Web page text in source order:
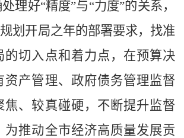
理好“精度”与“力度”的关系，
划开局之年的部署要求，找准
的切入点和着力点，在预算决
资产管理、政府债务管理监督
焦、较真碰硬，不断提升监督
为推动全市经济高质量发展贡